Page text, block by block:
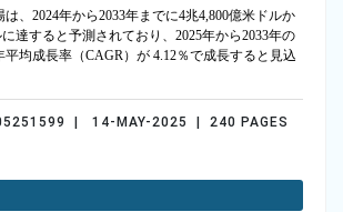
、2024年から2033年までに4兆4,800億米ドルか
に達すると予測されており、2025年から2033年の
均成長率（CAGR）が 4.12％で成長すると見込
| 14-MAY-2025 | 240 PAGES